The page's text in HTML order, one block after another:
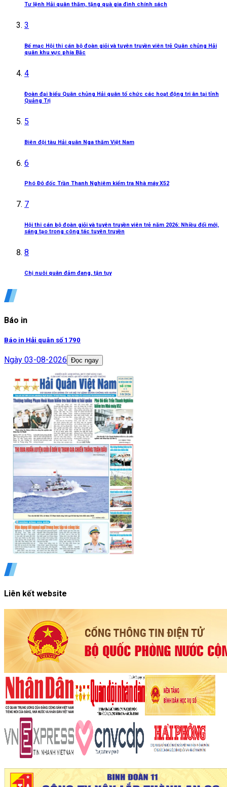
Tư lệnh Hải quân thăm, tặng quà gia đình chính sách
3
Bế mạc Hội thi cán bộ đoàn giỏi và tuyên truyền viên trẻ Quân chủng Hải
quân khu vực phía Bắc
4
Đoàn đại biểu Quân chủng Hải quân tổ chức các hoạt động tri ân tại tỉnh
Quảng Trị
5
Biên đội tàu Hải quân Nga thăm Việt Nam
6
Phó Đô đốc Trần Thanh Nghiêm kiểm tra Nhà máy X52
7
Hội thi cán bộ đoàn giỏi và tuyên truyền viên trẻ năm 2026: Nhiều đổi mới,
sáng tạo trong công tác tuyên truyền
8
Chị nuôi quân đảm đang, tận tụy
Báo in
Báo in Hải quân số 1790
Ngày 03-08-2026 Đọc ngay
Liên kết website